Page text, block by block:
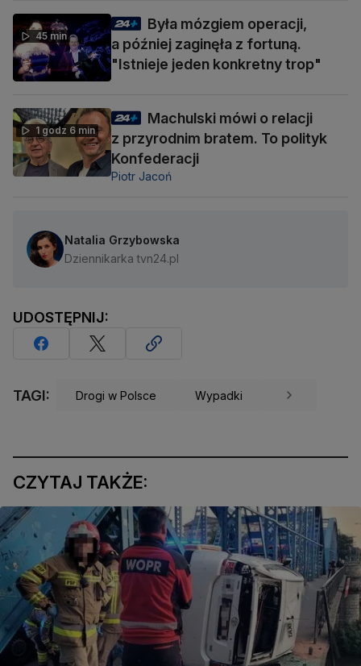
45 min
Była mózgiem operacji,
a później zaginęła z fortuną.
"Istnieje jeden konkretny trop"
1 godz 6 min
Machulski mówi o relacji
z przyrodnim bratem. To polityk
Konfederacji
Piotr Jacoń
Natalia Grzybowska
Dziennikarka tvn24.pl
UDOSTĘPNIJ:
TAGI: Drogi w Polsce Wypadki
CZYTAJ TAKŻE: